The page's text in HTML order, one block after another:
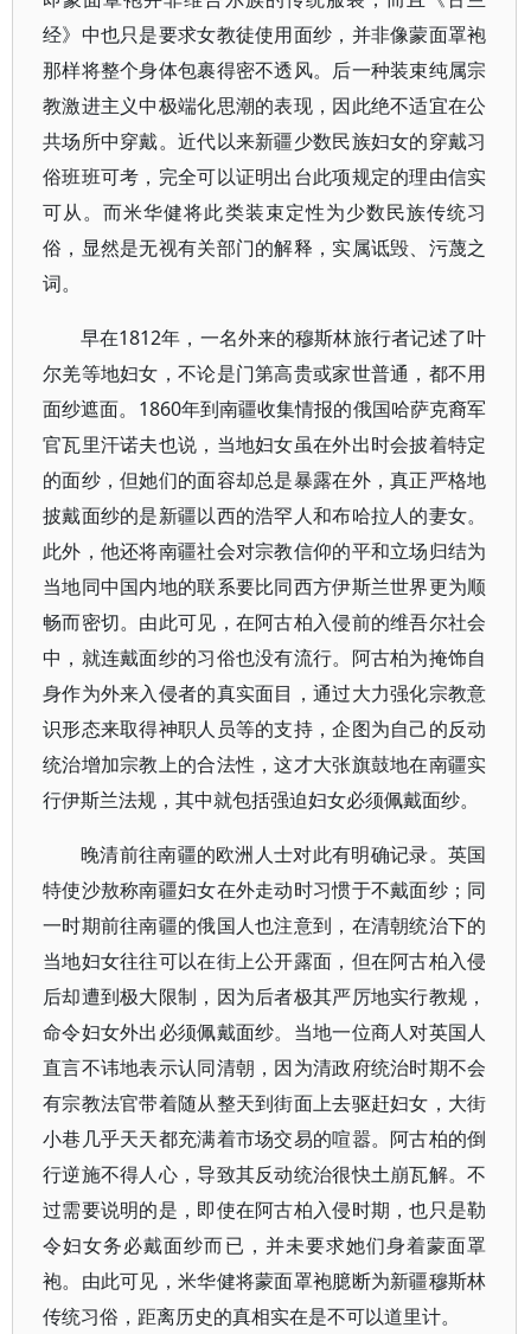
经》中也只是要求女教徒使用面纱，并非像蒙面罩袍
那样将整个身体包裹得密不透风。后一种装束纯属宗
教激进主义中极端化思潮的表现，因此绝不适宜在公
共场所中穿戴。近代以来新疆少数民族妇女的穿戴习
俗班班可考，完全可以证明出台此项规定的理由信实
可从。而米华健将此类装束定性为少数民族传统习
俗，显然是无视有关部门的解释，实属诋毁、污蔑之
词。
早在1812年，一名外来的穆斯林旅行者记述了叶
尔羌等地妇女，不论是门第高贵或家世普通，都不用
面纱遮面。1860年到南疆收集情报的俄国哈萨克裔军
官瓦里汗诺夫也说，当地妇女虽在外出时会披着特定
的面纱，但她们的面容却总是暴露在外，真正严格地
披戴面纱的是新疆以西的浩罕人和布哈拉人的妻女。
此外，他还将南疆社会对宗教信仰的平和立场归结为
当地同中国内地的联系要比同西方伊斯兰世界更为顺
畅而密切。由此可见，在阿古柏入侵前的维吾尔社会
中，就连戴面纱的习俗也没有流行。阿古柏为掩饰自
身作为外来入侵者的真实面目，通过大力强化宗教意
识形态来取得神职人员等的支持，企图为自己的反动
统治增加宗教上的合法性，这才大张旗鼓地在南疆实
行伊斯兰法规，其中就包括强迫妇女必须佩戴面纱。
晚清前往南疆的欧洲人士对此有明确记录。英国
特使沙敖称南疆妇女在外走动时习惯于不戴面纱；同
一时期前往南疆的俄国人也注意到，在清朝统治下的
当地妇女往往可以在街上公开露面，但在阿古柏入侵
后却遭到极大限制，因为后者极其严厉地实行教规，
命令妇女外出必须佩戴面纱。当地一位商人对英国人
直言不讳地表示认同清朝，因为清政府统治时期不会
有宗教法官带着随从整天到街面上去驱赶妇女，大街
小巷几乎天天都充满着市场交易的喧嚣。阿古柏的倒
行逆施不得人心，导致其反动统治很快土崩瓦解。不
过需要说明的是，即使在阿古柏入侵时期，也只是勒
令妇女务必戴面纱而已，并未要求她们身着蒙面罩
袍。由此可见，米华健将蒙面罩袍臆断为新疆穆斯林
传统习俗，距离历史的真相实在是不可以道里计。